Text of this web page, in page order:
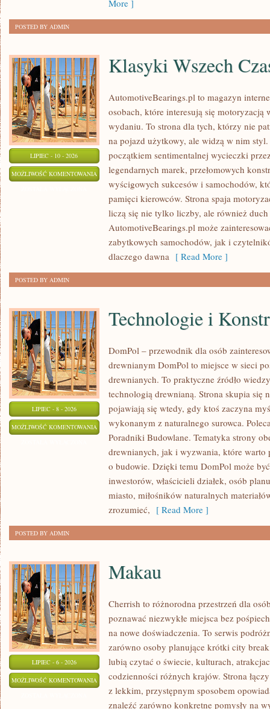
More ]
POSTED BY ADMIN
LIPIEC - 10 - 2026
MOŻLIWOŚĆ KOMENTOWANIA KLASYKI
WSZECH
CZASÓW
Klasyki Wszech
AutomotiveBearings.pl to magazyn
osobach, które interesują się
wydaniu. To strona dla tych, którzy nie
na pojazd użytkowy, ale widzą w nim
początkiem sentimentalnej wycieczki
legendarnych marek, przełomowych
wyścigowych sukcesów i samochodów,
pamięci kierowców. Strona spaja
liczą się nie tylko liczby, ale również duch
AutomotiveBearings.pl może
zabytkowych samochodów, jak i
dlaczego dawna [ Read More ]
POSTED BY ADMIN
LIPIEC - 8 - 2026
MOŻLIWOŚĆ KOMENTOWANIA TECHNOLOGIE
KONSTRUKCJE
Technologie i
DomPol – przewodnik dla osób
drewnianym DomPol to miejsce w sieci
drewnianych. To praktyczne źródło
technologią drewnianą. Strona skupia się
pojawiają się wtedy, gdy ktoś zaczyna
wykonanym z naturalnego surowca.
Poradniki Budowlane. Tematyka strony
drewnianych, jak i wyzwania, które warto
o budowie. Dzięki temu DomPol może
inwestorów, właścicieli działek, osób
miasto, miłośników naturalnych
zrozumieć, [ Read More ]
POSTED BY ADMIN
LIPIEC - 6 - 2026
MOŻLIWOŚĆ KOMENTOWANIA MAKAU
Makau
Cherrish to różnorodna przestrzeń dla
poznawać niezwykłe miejsca bez
na nowe doświadczenia. To serwis
zarówno osoby planujące krótki city
lubią czytać o świecie, kulturach,
codzienności różnych krajów. Strona
z lekkim, przystępnym sposobem
znaleźć zarówno konkretne pomysły na